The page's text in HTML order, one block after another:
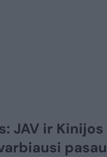
JAV ir Kinijos